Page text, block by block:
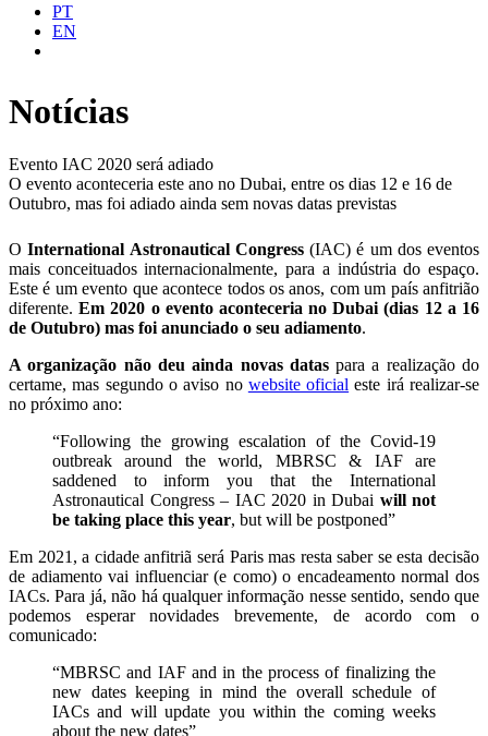
PT
EN
Notícias
Evento IAC 2020 será adiado
O evento aconteceria este ano no Dubai, entre os dias 12 e 16 de
Outubro, mas foi adiado ainda sem novas datas previstas
OInternational Astronautical Congress(IAC) é um dos eventos
mais conceituados internacionalmente, para a indústria do espaço.
Este é um evento que acontece todos os anos, com um país anfitrião
diferente.Em 2020 o evento aconteceria no Dubai (dias 12 a 16
de Outubro) mas foi anunciado o seu adiamento.
A organização não deu ainda novas dataspara a realização do
certame, mas segundo o aviso no website oficial este irá realizar-se
no próximo ano:
“Following the growing escalation of the Covid-19
outbreak around the world, MBRSC & IAF are
saddened to inform you that the International
Astronautical Congress – IAC 2020 in Dubai will not
be taking place this year, but will be postponed”
Em 2021, a cidade anfitriã será Paris mas resta saber se esta decisão
de adiamento vai influenciar (e como) o encadeamento normal dos
IACs. Para já, não há qualquer informação nesse sentido, sendo que
podemos esperar novidades brevemente, de acordo com o
comunicado:
“MBRSC and IAF and in the process of finalizing the
new dates keeping in mind the overall schedule of
IACs and will update you within the coming weeks
about the new dates”